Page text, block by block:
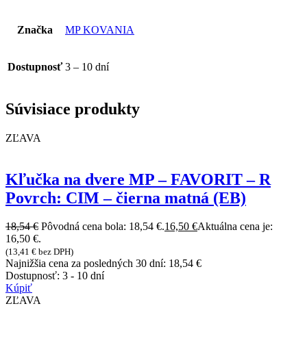
Značka MP KOVANIA
Dostupnosť 3 – 10 dní
Súvisiace produkty
ZĽAVA
Kľučka na dvere MP – FAVORIT – R
Povrch: CIM – čierna matná (EB)
18,54€ Pôvodná cena bola: 18,54 €.16,50 €Aktuálna cena je:
16,50 €.
(13,41 € bez DPH)
Najnižšia cena za posledných 30 dní: 18,54 €
Dostupnosť: 3 - 10 dní
Kúpiť
ZĽAVA